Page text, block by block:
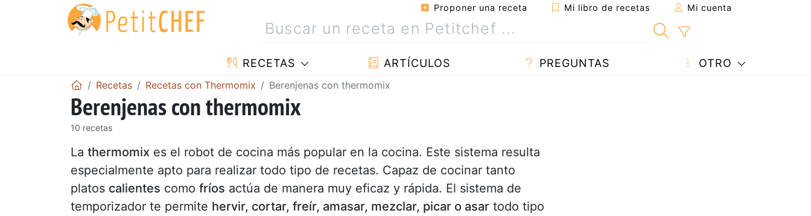
Proponer una receta Mi libro de recetas Mi cuenta
RECETAS ARTÍCULOS PREGUNTAS OTRO
Recetas Recetas con Thermomix Berenjenas con thermomix
Berenjenas con thermomix
10 recetas
La thermomix es el robot de cocina más popular en la cocina. Este sistema resulta
especialmente apto para realizar todo tipo de recetas. Capaz de cocinar tanto
platos calientes como fríos actúa de manera muy eficaz y rápida. El sistema de
temporizador te permite hervir, cortar, freír, amasar, mezclar, picar o asar todo tipo